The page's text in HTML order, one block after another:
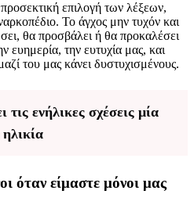
επιλογή των λέξεων,
Το άγχος μην τυχόν και
θα προσβάλει ή θα προκαλέσει
ευημερία, την ευτυχία μας, και
του μας κάνει δυστυχισμένους.
τις ενήλικες σχέσεις μία
όταν είμαστε μόνοι μας